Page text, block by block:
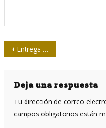
Navegación
entradas
Entrega la Upec premios 26 de Julio de la Editorial de la Mujer
Deja una respuesta
Tu dirección de correo
campos obligatorios están